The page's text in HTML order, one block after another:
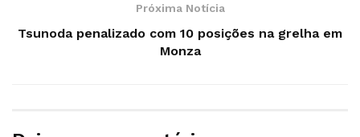
Próxima Notícia
Tsunoda penalizado com 10 posições na grelha em
Monza